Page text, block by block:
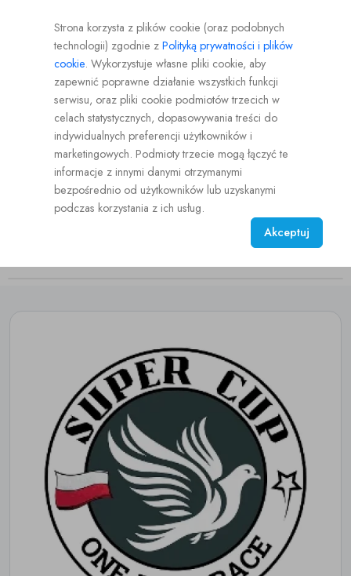
Logowanie Rejestracja PL PLN
Logowanie
Aukcje Hodowcy
Strona korzysta z plików cookie (oraz podobnych
technologii) zgodnie zPolityką prywatności i plików
cookie. Wykorzystuje własne pliki cookie, aby
zapewnić poprawne działanie wszystkich funkcji
serwisu, oraz pliki cookie podmiotów trzecich w
celach statystycznych, dopasowywania treści do
indywidualnych preferencji użytkowników i
marketingowych. Podmioty trzecie mogą łączyć te
informacje z innymi danymi otrzymanymi
bezpośrednio od użytkowników lub uzyskanymi
podczas korzystania z ich usług.
Akceptuj